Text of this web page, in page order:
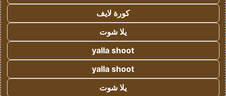
كورة لايف
يلا شوت
yalla shoot
yalla shoot
يلا شوت